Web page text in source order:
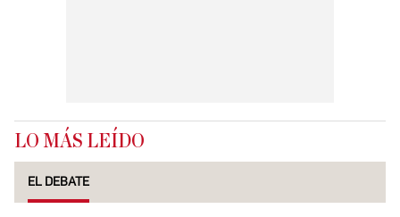
LO MÁS LEÍDO
EL DEBATE